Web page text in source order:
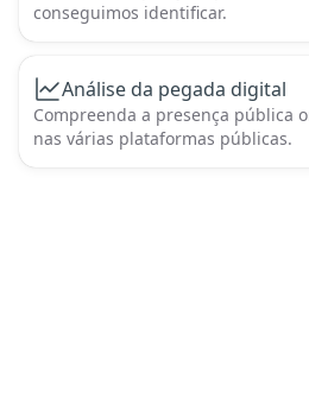
conseguimos identificar.
Análise da pegada digital
Compreenda a presença pública
nas várias plataformas públicas.